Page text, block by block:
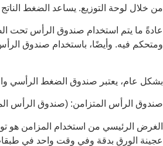
من خلال لوحة التوزيع. يساعد الضغط
عادةً ما يتم استخدام صندوق الرأس تحت
ومتحكم فيه. وأيضًا، باستخدام صندوق
بشكل عام، يعتبر صندوق الضغط الرأسي
صندوق الرأس المتزامن: (صندوق الرأس
الغرض الرئيسي من استخدام المزامن هو
عجينة الورق بدقة وفي وقت واحد في